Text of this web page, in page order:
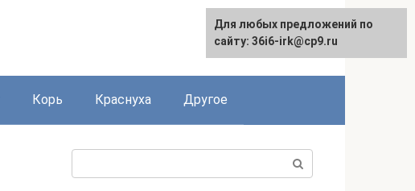
Корь Краснуха Другое
Для любых предложений по
сайту: 36i6-irk@cp9.ru